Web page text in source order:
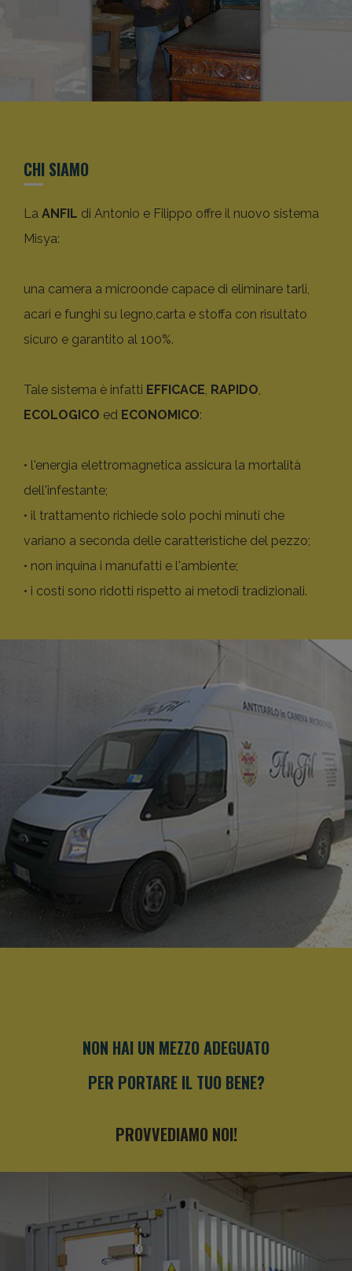
CHI SIAMO
La ANFIL di Antonio e Filippo offre il nuovo sistema
Misya:
una camera a microonde capace di eliminare tarli,
acari e funghi su legno,carta e stoffa con risultato
sicuro e garantito al 100%.
Tale sistema è infatti EFFICACE, RAPIDO,
ECOLOGICO ed ECONOMICO:
• l'energia elettromagnetica assicura la mortalità
dell'infestante;
• il trattamento richiede solo pochi minuti che
variano a seconda delle caratteristiche del pezzo;
• non inquina i manufatti e l'ambiente;
• i costi sono ridotti rispetto ai metodi tradizionali.
NON HAI UN MEZZO ADEGUATO
PER PORTARE IL TUO BENE?
PROVVEDIAMO NOI!